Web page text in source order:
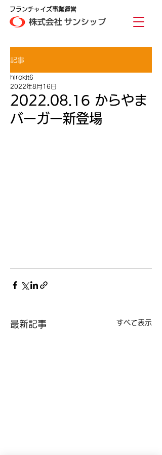
フランチャイズ事業運営
記事
2022.08.16 からやま
バーガー新登場
hirokit6
2022年8月16日
最新記事 すべて表示